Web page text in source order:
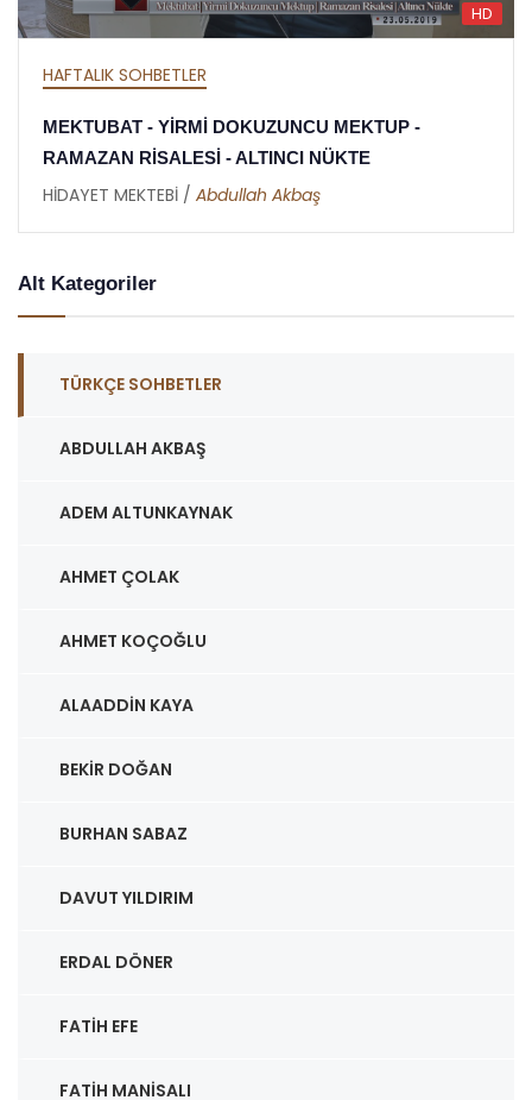
HD
HAFTALIK SOHBETLER
MEKTUBAT - YİRMİ DOKUZUNCU MEKTUP -
RAMAZAN RİSALESİ - ALTINCI NÜKTE
HİDAYET MEKTEBİ / Abdullah Akbaş
Alt Kategoriler
TÜRKÇE SOHBETLER
ABDULLAH AKBAŞ
ADEM ALTUNKAYNAK
AHMET ÇOLAK
AHMET KOÇOĞLU
ALAADDIN KAYA
BEKIR DOĞAN
BURHAN SABAZ
DAVUT YILDIRIM
ERDAL DÖNER
FATIH EFE
FATIH MANISALI